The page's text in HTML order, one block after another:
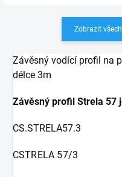
Zobrazit
Závěsný vodící profil na
délce 3m
Závěsný profil Strela 57
CS.STRELA57.3
CSTRELA 57/3